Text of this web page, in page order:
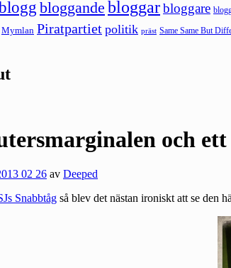
bloggande bloggarbloggare
Mymlan Piratpartiet politik präst Same Same But
och
02 26 av Deeped
Snabbtåg så blev det nästan ironiskt att se den